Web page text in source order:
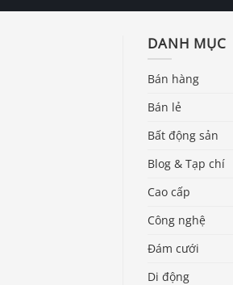
DANH MỤC
Bán hàng
Bán lẻ
Bất động sản
Blog & Tạp chí
Cao cấp
Công nghệ
Đám cưới
Di động